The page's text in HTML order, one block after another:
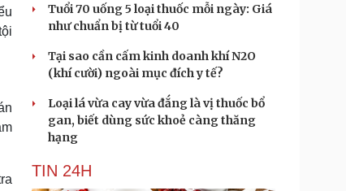
Hạt giống tâm hồn
Tuổi 70 uống 5 loại thuốc mỗi ngày: Giá
như chuẩn bị từ tuổi 40
Tại sao cần cấm kinh doanh khí N2O
(khí cười) ngoài mục đích y tế?
Loại lá vừa cay vừa đắng là vị thuốc bổ
gan, biết dùng sức khoẻ càng thăng
hạng
TIN 24H